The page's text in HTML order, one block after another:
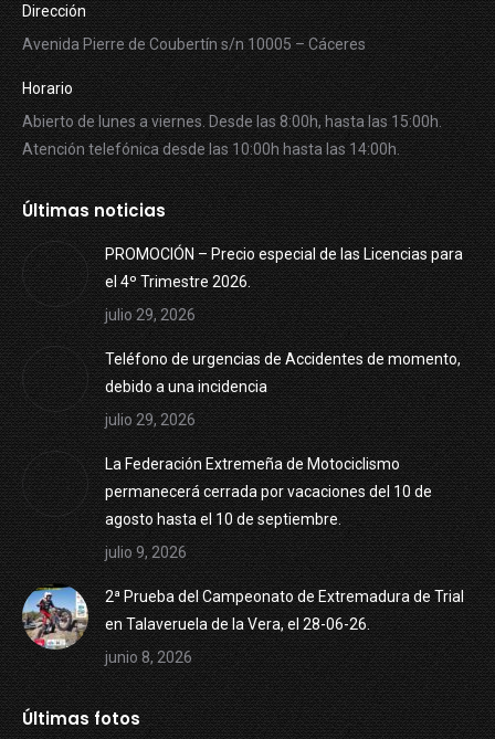
Dirección
Avenida Pierre de Coubertín s/n 10005 – Cáceres
Horario
Abierto de lunes a viernes. Desde las 8:00h, hasta las 15:00h.
Atención telefónica desde las 10:00h hasta las 14:00h.
Últimas noticias
PROMOCIÓN – Precio especial de las Licencias para
el 4º Trimestre 2026.
julio 29, 2026
Teléfono de urgencias de Accidentes de momento,
debido a una incidencia
julio 29, 2026
La Federación Extremeña de Motociclismo
permanecerá cerrada por vacaciones del 10 de
agosto hasta el 10 de septiembre.
julio 9, 2026
2ª Prueba del Campeonato de Extremadura de Trial
en Talaveruela de la Vera, el 28-06-26.
junio 8, 2026
Últimas fotos